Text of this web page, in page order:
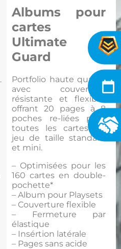
Albums pour
cartes
Ultimate
Guard
Portfolio haute qualité
avec couverture
résistante et flexible,
offrant 20 pages à 8
poches re-liées pour
toutes les cartes de
jeu de taille standard
et mini.
– Optimisées pour les
160 cartes en double-
pochette*
– Album pour Playsets
– Couverture flexible
– Fermeture par
élastique
– Insértion latérale
– Pages sans acide